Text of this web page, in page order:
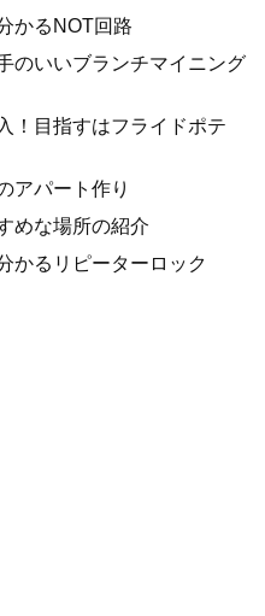
かるNOT回路
のいいブランチマイニング
！目指すはフライドポテ
アパート作り
めな場所の紹介
かるリピーターロック